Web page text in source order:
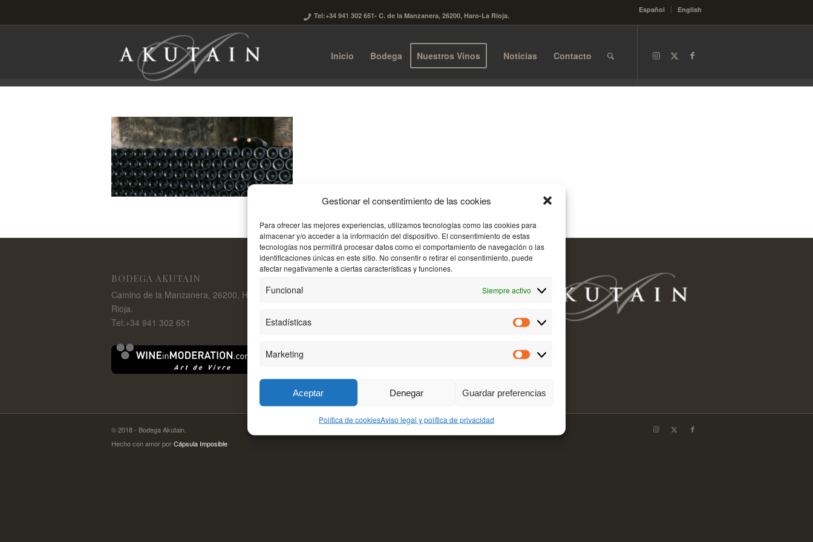
Gestionar el consentimiento de las cookies
Para ofrecer las mejores experiencias, utilizamos tecnologías como las cookies para
almacenar y/o acceder a la información del dispositivo. El consentimiento de estas
tecnologías nos permitirá procesar datos como el comportamiento de navegación o las
identificaciones únicas en este sitio. No consentir o retirar el consentimiento, puede
afectar negativamente a ciertas características y funciones.
Funcional Siempre activo
Estadísticas
Estadísticas
Marketing
Marketing
Aceptar Denegar Guardar preferencias
Política de cookiesAviso legal y política de privacidad
Español English
Tel:+34 941 302 651- C. de la Manzanera, 26200, Haro-La Rioja.
Inicio Bodega Nuestros Vinos Noticias Contacto
BODEGA AKUTAIN
Camino de la Manzanera, 26200, Haro-La
Rioja.
Tel:+34 941 302 651
© 2018 - Bodega Akutain.
Hecho con amor porCápsula Imposible